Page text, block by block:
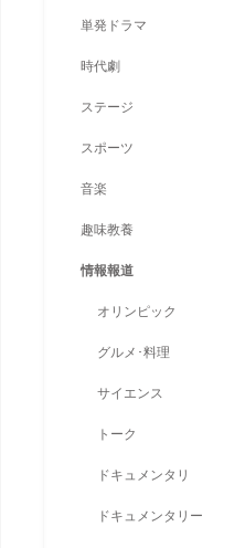
単発ドラマ
時代劇
ステージ
スポーツ
音楽
趣味教養
情報報道
オリンピック
グルメ･料理
サイエンス
トーク
ドキュメンタリ
ドキュメンタリー